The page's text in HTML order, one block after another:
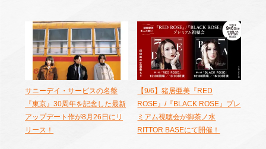
サニーデイ・サービスの名盤
『東京』30周年を記念した最新
アップデート作が8月26日にリ
リース！
【9/6】猪居亜美『RED
ROSE』/『BLACK ROSE』プレ
ミアム視聴会が御茶ノ水
RITTOR BASEにて開催！